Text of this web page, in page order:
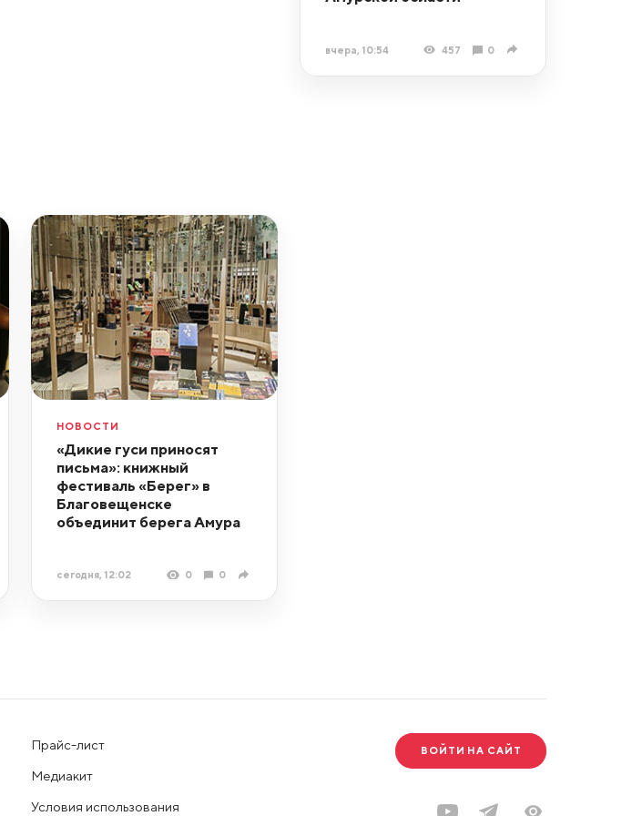
вчера, 10:54 457 0
НОВОСТИ
«Дикие гуси приносят
письма»: книжный
фестиваль «Берег» в
Благовещенске
объединит берега Амура
сегодня, 12:02 0 0
Прайс-лист
Медиакит
Условия использования
ВОЙТИ НА САЙТ